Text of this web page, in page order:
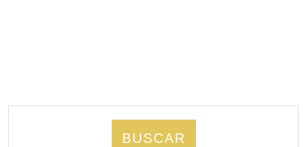
BUSCAR